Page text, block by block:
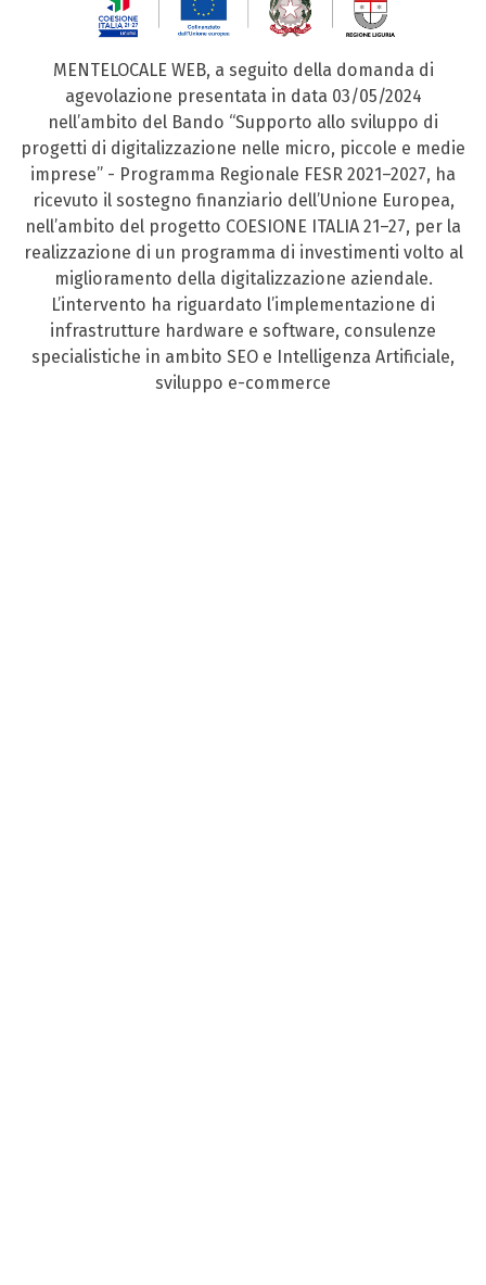
MENTELOCALE WEB, a seguito della domanda di
agevolazione presentata in data 03/05/2024
nell’ambito del Bando “Supporto allo sviluppo di
progetti di digitalizzazione nelle micro, piccole e medie
imprese” - Programma Regionale FESR 2021–2027, ha
ricevuto il sostegno finanziario dell’Unione Europea,
nell’ambito del progetto COESIONE ITALIA 21–27, per la
realizzazione di un programma di investimenti volto al
miglioramento della digitalizzazione aziendale.
L’intervento ha riguardato l’implementazione di
infrastrutture hardware e software, consulenze
specialistiche in ambito SEO e Intelligenza Artificiale,
sviluppo e-commerce